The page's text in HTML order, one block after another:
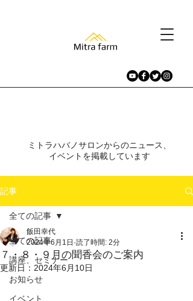
ミトラハバノサロンからのニュース、
イベントを掲載しています​
記事
全ての記事
講座、セミナー
お知らせ
イベント
全ての記事
７・８・９月の聞香会のご案内
飯田幸代
2024年6月1日 読了時間: 2分
更新日： 2024年6月10日